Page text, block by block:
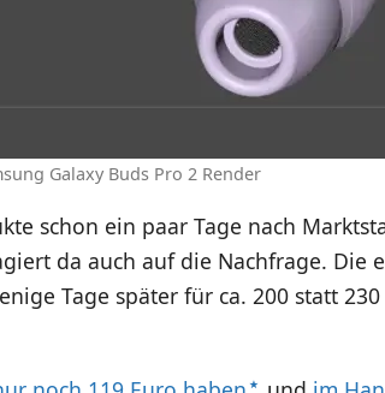
Galaxy Buds Pro 2 Render
schon ein paar Tage nach
da auch auf die Nachfrage. Die
Tage später für ca. 200 statt